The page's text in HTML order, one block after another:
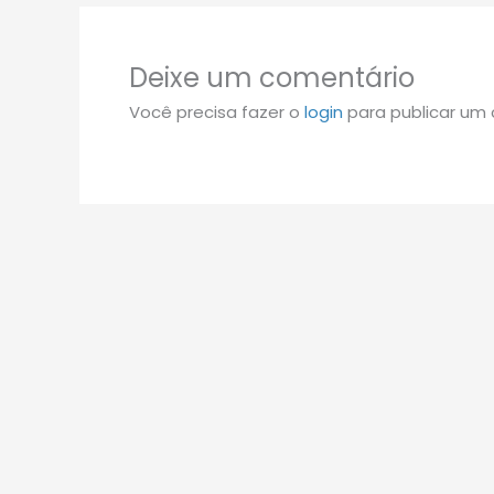
Deixe um comentário
Você precisa fazer o login para publicar um